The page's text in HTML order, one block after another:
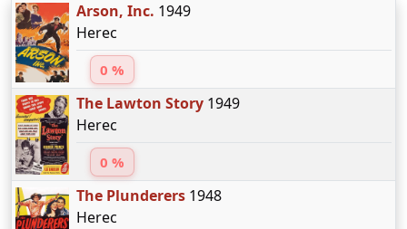
Arson, Inc. 1949
Herec
0 %
The Lawton Story1949
Herec
0 %
The Plunderers1948
Herec